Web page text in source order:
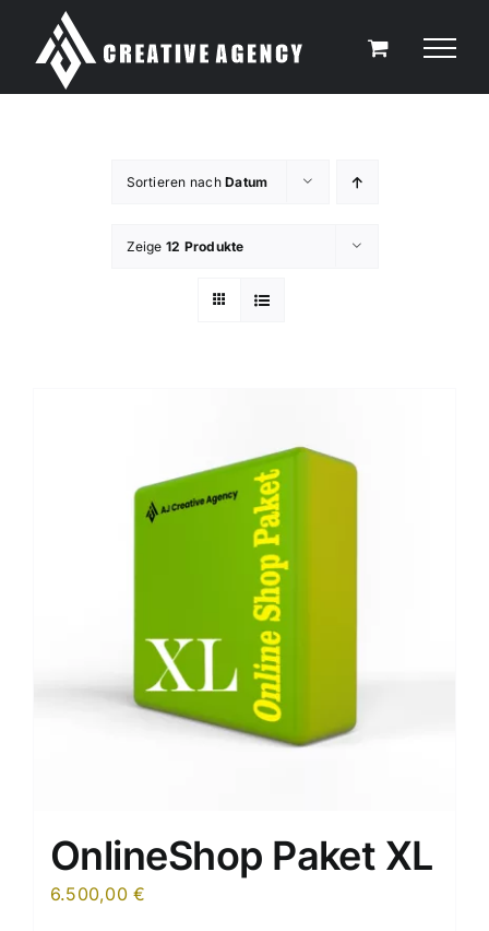
Inhalt
springen
Sortieren nachDatum
Zeige 12 Produkte
OnlineShop Paket XL
6.500,00€